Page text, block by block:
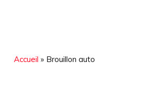
Accueil » Brouillon auto